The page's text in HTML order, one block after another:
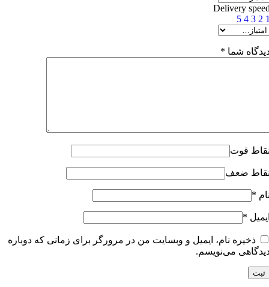
Delivery
2
3
4
5
شما *
قوت
ضعف
*
*
ذخیره نام، ایمیل و وبسایت من در مرورگر برای زمانی که دوباره
می‌نویسم.